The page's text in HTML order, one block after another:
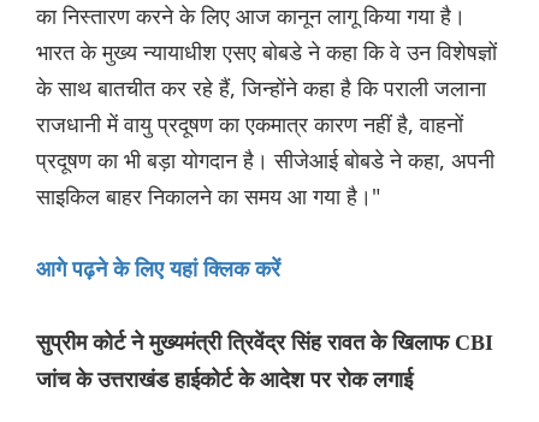
का ‌निस्तारण करने के लिए आज कानून लागू किया गया है।
भारत के मुख्य न्यायाधीश एसए बोबडे ने कहा कि वे उन विशेषज्ञों
के साथ बातचीत कर रहे हैं, जिन्होंने कहा है कि पराली जलाना
राजधानी में वायु प्रदूषण का एकमात्र कारण नहीं है, वाहनों
प्रदूषण का भी बड़ा योगदान है। सीजेआई बोबडे ने कहा, अपनी
साइकिल बाहर निकालने का समय आ गया है।"
आगे पढ़ने के लिए यहां क्लिक करें
सुप्रीम कोर्ट ने मुख्यमंत्री त्रिवेंद्र सिंह रावत के खिलाफ CBI
जांच के उत्तराखंड हाईकोर्ट के आदेश पर रोक लगाई